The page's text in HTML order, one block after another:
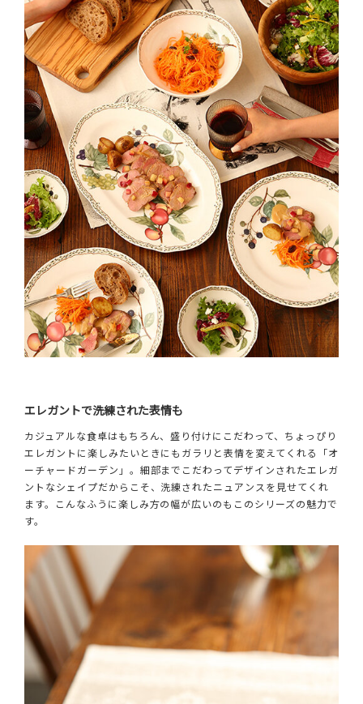
エレガントで洗練された表情も
カジュアルな食卓はもちろん、盛り付けにこだわって、ちょっぴり
エレガントに楽しみたいときにもガラリと表情を変えてくれる「オ
ーチャードガーデン」。細部までこだわってデザインされたエレガ
ントなシェイプだからこそ、洗練されたニュアンスを見せてくれ
ます。こんなふうに楽しみ方の幅が広いのもこのシリーズの魅力で
す。